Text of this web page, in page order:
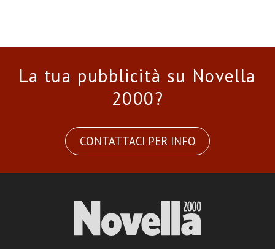
La tua pubblicità su Novella
2000?
CONTATTACI PER INFO